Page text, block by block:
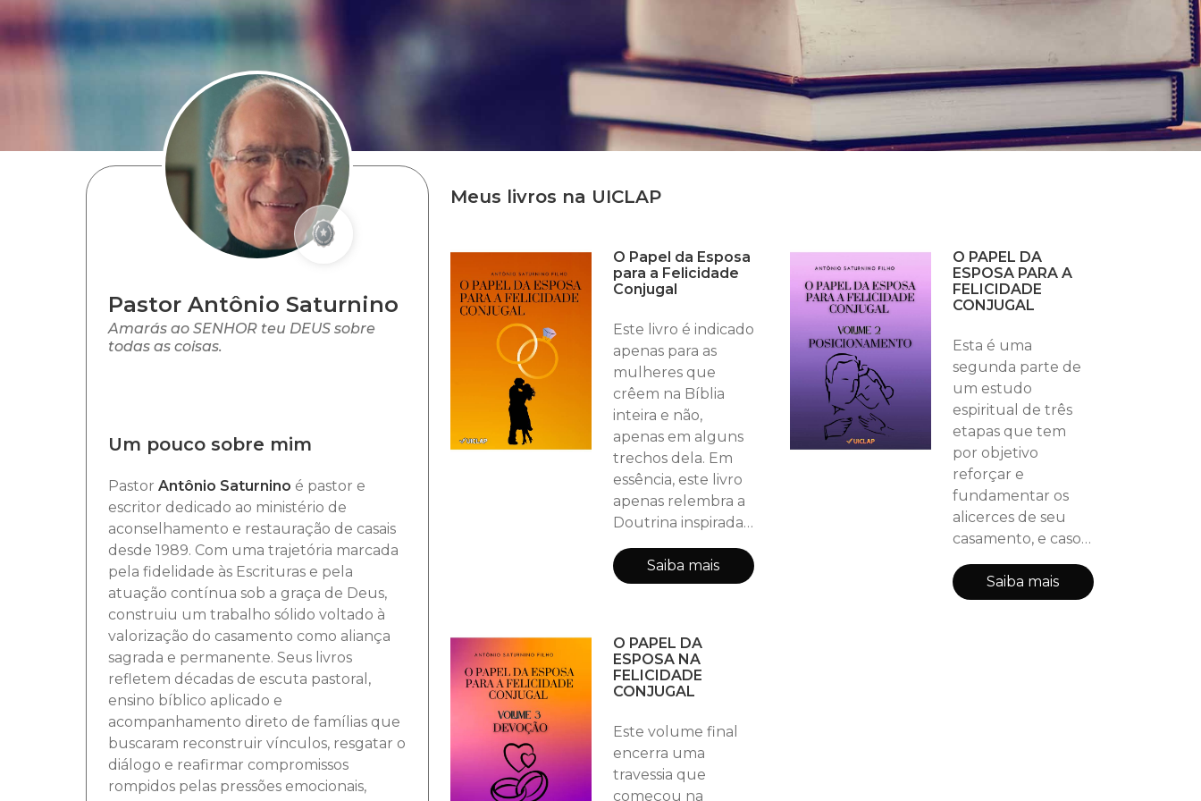
Pastor Antônio Saturnino
Amarás ao SENHOR teu DEUS sobre
todas as coisas.
Um pouco sobre mim
Pastor Antônio Saturnino é pastor e
escritor dedicado ao ministério de
aconselhamento e restauração de casais
desde 1989. Com uma trajetória marcada
pela fidelidade às Escrituras e pela
atuação contínua sob a graça de Deus,
construiu um trabalho sólido voltado à
valorização do casamento como aliança
sagrada e permanente. Seus livros
refletem décadas de escuta pastoral,
ensino bíblico aplicado e
acompanhamento direto de famílias que
buscaram reconstruir vínculos, resgatar o
diálogo e reafirmar compromissos
rompidos pelas pressões emocionais,
Meus livros na UICLAP
O Papel da Esposa
para a Felicidade
Conjugal
Este livro é indicado
apenas para as
mulheres que
crêem na Bíblia
inteira e não,
apenas em alguns
trechos dela. Em
essência, este livro
apenas relembra a
Doutrina inspirada
pelo ESPÍRITO
SANTO sobre as
responsabilidades
Deus, através de
Sua Santa Palavra.
Ele não apresenta
ensinamentos ou
novas doutrinas,
apenas traz à luz
Saiba mais
O PAPEL DA
ESPOSA PARA A
FELICIDADE
CONJUGAL
Esta é uma
segunda parte de
um estudo
espiritual de três
etapas que tem
por objetivo
reforçar e
fundamentar os
alicerces de seu
casamento, e caso
ele esteja em
ruínas, eis aqui as
ferramentas para a
Saiba mais
O PAPEL DA
ESPOSA NA
FELICIDADE
CONJUGAL
Este volume final
encerra uma
travessia que
começou na